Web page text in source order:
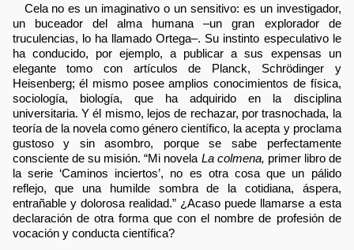
Cela no es un imaginativo o un sensitivo: es un investigador,
un buceador del alma humana –un gran explorador de
truculencias, lo ha llamado Ortega–. Su instinto especulativo le
ha conducido, por ejemplo, a publicar a sus expensas un
elegante tomo con artículos de Planck, Schrödinger y
Heisenberg; él mismo posee amplios conocimientos de física,
sociología, biología, que ha adquirido en la disciplina
universitaria. Y él mismo, lejos de rechazar, por trasnochada, la
teoría de la novela como género científico, la acepta y proclama
gustoso y sin asombro, porque se sabe perfectamente
consciente de su misión. “Mi novela La colmena, primer libro de
la serie ‘Caminos inciertos’, no es otra cosa que un pálido
reflejo, que una humilde sombra de la cotidiana, áspera,
entrañable y dolorosa realidad.” ¿Acaso puede llamarse a esta
declaración de otra forma que con el nombre de profesión de
vocación y conducta científica?